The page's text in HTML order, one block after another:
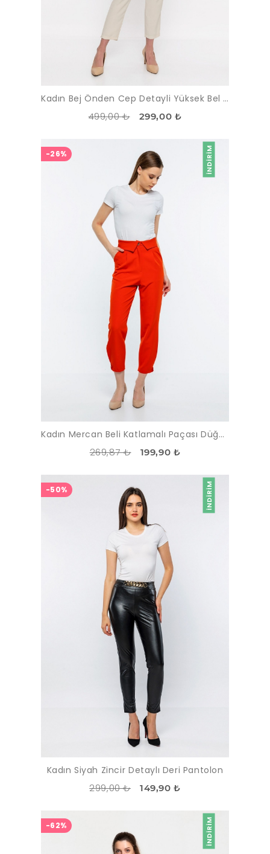
Kadın Bej Önden Cep Detayli Yüksek Bel Pantolon
499,00 ₺ 299,00 ₺
İNDIRIM
-26%
Kadın Mercan Beli Katlamalı Paçası Düğmeli Pantolon
269,87 ₺ 199,90 ₺
İNDIRIM
-50%
Kadın Siyah Zincir Detaylı Deri Pantolon
299,00 ₺ 149,90 ₺
İNDIRIM
-62%